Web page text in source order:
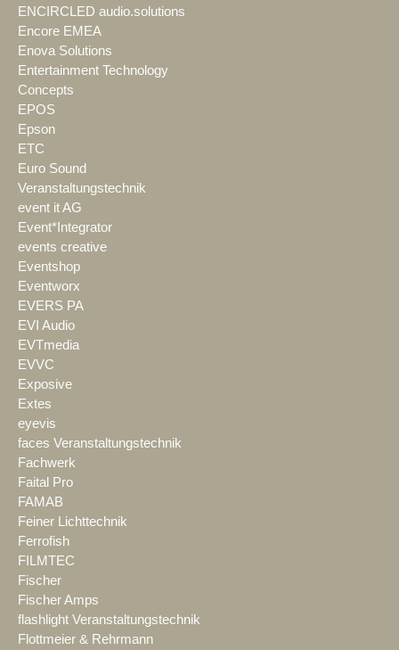
ENCIRCLED audio.solutions
Encore EMEA
Enova Solutions
Entertainment Technology
Concepts
EPOS
Epson
ETC
Euro Sound
Veranstaltungstechnik
event it AG
Event*Integrator
events creative
Eventshop
Eventworx
EVERS PA
EVI Audio
EVTmedia
EVVC
Exposive
Extes
eyevis
faces Veranstaltungstechnik
Fachwerk
Faital Pro
FAMAB
Feiner Lichttechnik
Ferrofish
FILMTEC
Fischer
Fischer Amps
flashlight Veranstaltungstechnik
Flottmeier & Rehrmann